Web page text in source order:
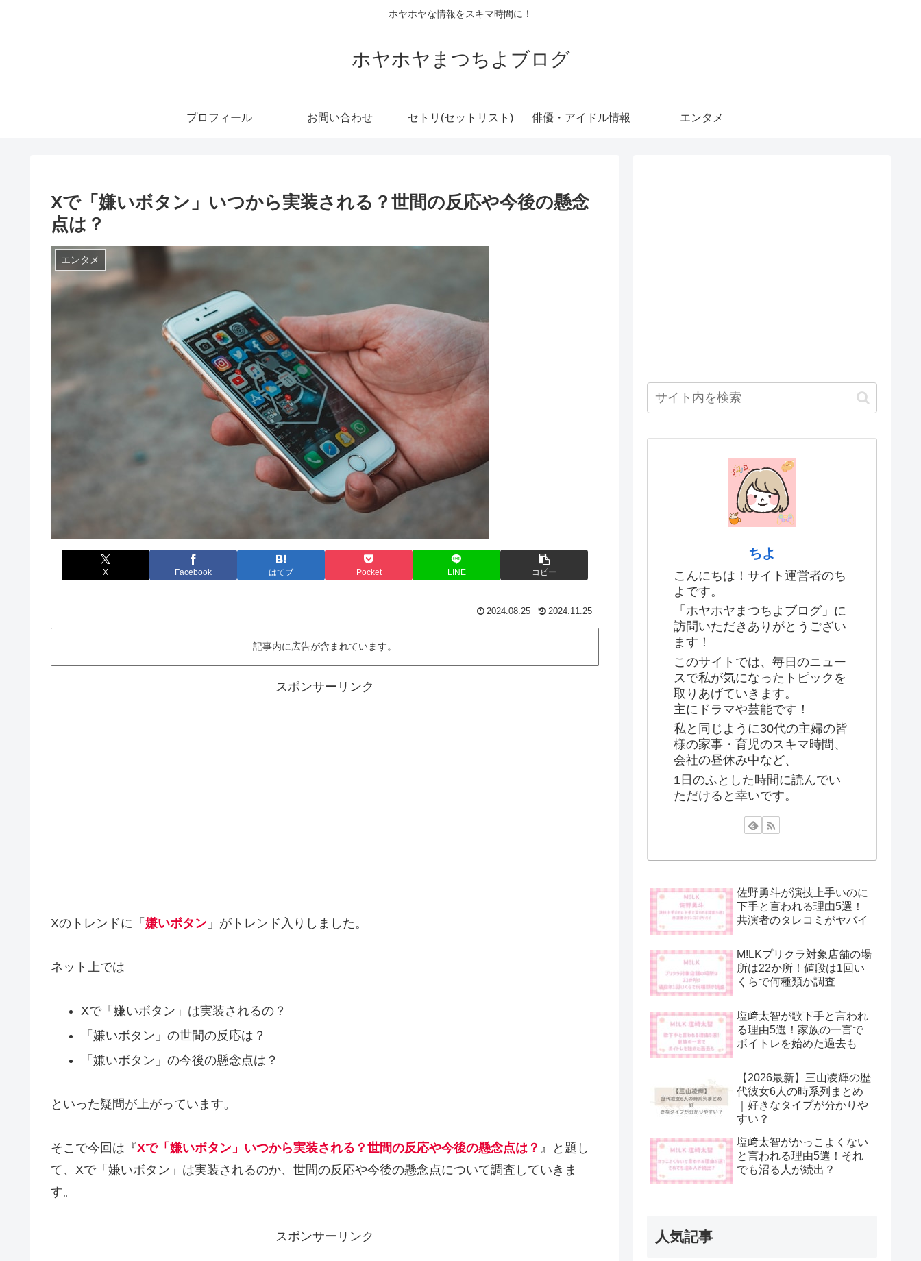
ホヤホヤな情報をスキマ時間に！
ホヤホヤまつちよブログ
プロフィール お問い合わせ セトリ(セットリスト) 俳優・アイドル情報 エンタメ
Xで「嫌いボタン」いつから実装される？世間の反応や今後の懸念
点は？
エンタメ
X Facebook はてブ Pocket LINE コピー
2024.08.25 2024.11.25
記事内に広告が含まれています。
スポンサーリンク
Xのトレンドに「 嫌いボタン 」がトレンド入りしました。
ネット上では
Xで「嫌いボタン」は実装されるの？
「嫌いボタン」の世間の反応は？
「嫌いボタン」の今後の懸念点は？
といった疑問が上がっています。
そこで今回は『Xで「嫌いボタン」いつから実装される？世間の反応や今後の懸念点は？ 』と題し
て、Xで「嫌いボタン」は実装されるのか、世間の反応や今後の懸念点について調査していきま
す。
スポンサーリンク
ちよ
こんにちは！サイト運営者のち
よです。
「ホヤホヤまつちよブログ」に
訪問いただきありがとうござい
ます！
このサイトでは、毎日のニュー
スで私が気になったトピックを
取りあげていきます。
主にドラマや芸能です！
私と同じように30代の主婦の皆
様の家事・育児のスキマ時間、
会社の昼休み中など、
1日のふとした時間に読んでい
ただけると幸いです。
佐野勇斗が演技上手いのに
下手と言われる理由5選！
共演者のタレコミがヤバイ
M!LKプリクラ対象店舗の場
所は22か所！値段は1回い
くらで何種類か調査
塩﨑太智が歌下手と言われ
る理由5選！家族の一言で
ボイトレを始めた過去も
【2026最新】三山凌輝の歴
代彼女6人の時系列まとめ
｜好きなタイプが分かりや
すい？
塩﨑太智がかっこよくない
と言われる理由5選！それ
でも沼る人が続出？
人気記事